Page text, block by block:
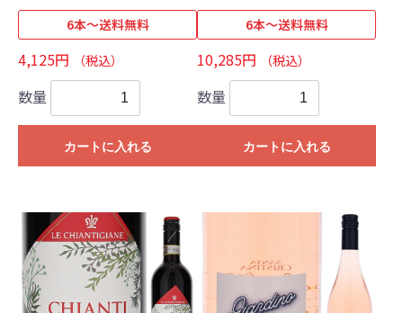
6本～送料無料
4,125円 （税込）
数量
カートに入れる
6本～送料無料
10,285円 （税込）
数量
カートに入れる